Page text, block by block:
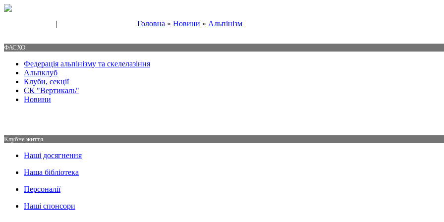
| Головна » Новини » Альпінізм
ФАСХО
Федерація альпінізму та скелелазіння
Альпклуб
Клуби, секції
СК "Вертикаль"
Новини
Клубне життя
Наші досягнення
Наша бібліотека
Персоналії
Наші спонсори